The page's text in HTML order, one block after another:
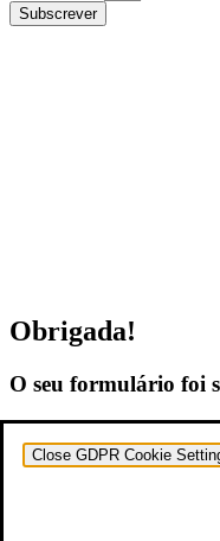
Subscrever
Obrigada!
O seu formulário foi
Close GDPR Cookie